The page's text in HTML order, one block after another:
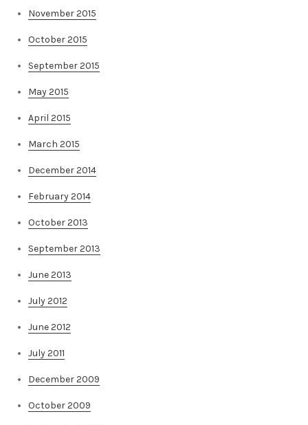
November 2015
October 2015
September 2015
May 2015
April 2015
March 2015
December 2014
February 2014
October 2013
September 2013
June 2013
July 2012
June 2012
July 2011
December 2009
October 2009